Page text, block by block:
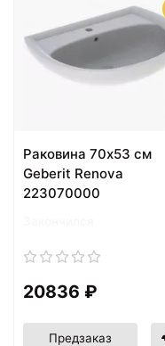
Раковина 70х53 см
Geberit Renova
223070000
20836 ₽
Предзаказ